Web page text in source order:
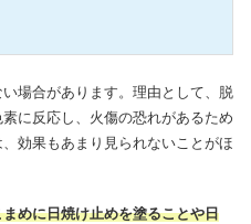
場合があります。理由として、脱
に反応し、火傷の恐れがあるため
効果もあまり見られないことがほ
まめに日焼け止めを塗ることや日